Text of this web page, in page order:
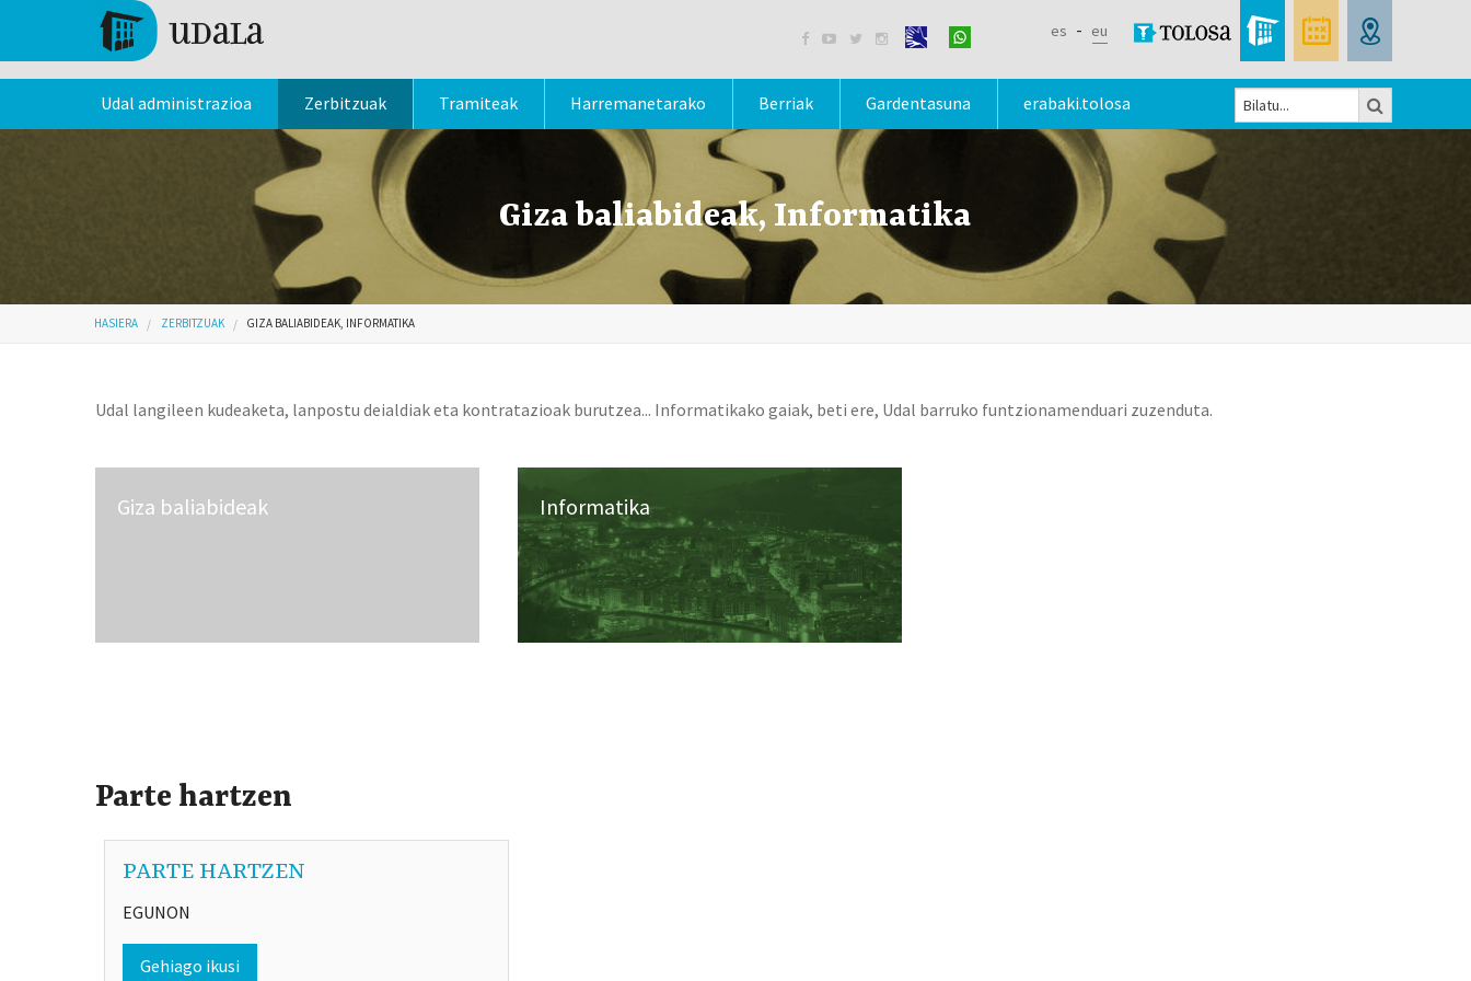
Skip to main content
    es eu
Udal administrazioa Zerbitzuak Tramiteak Harremanetarako Berriak Gardentasuna erabaki.tolosa
Bilaketa
Giza baliabideak, Informatika
Hemen zaude
HASIERA ZERBITZUAK GIZA BALIABIDEAK, INFORMATIKA
Udal langileen kudeaketa, lanpostu deialdiak eta kontratazioak burutzea... Informatikako gaiak, beti ere, Udal barruko funtzionamenduari zuzenduta.
Giza baliabideak Informatika
Parte hartzen
PARTE HARTZEN
EGUNON
Gehiago ikusi